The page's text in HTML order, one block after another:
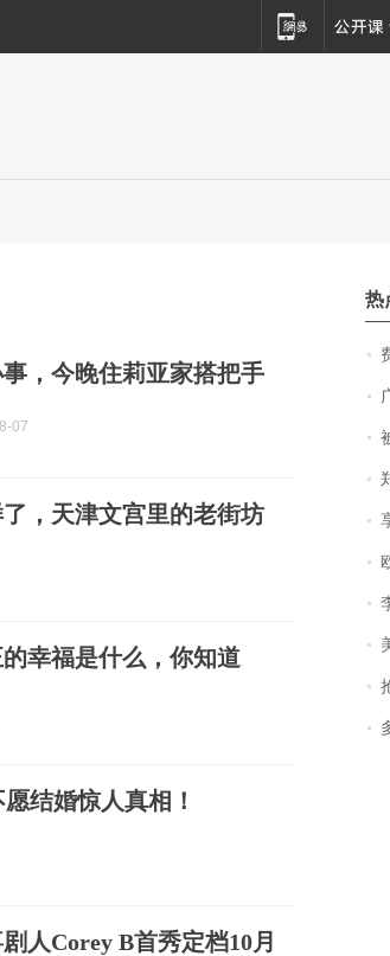
，今晚住莉亚家搭把手
07
，天津文宫里的老街坊
幸福是什么，你知道
结婚惊人真相！
人Corey B首秀定档10月
热
被
郑
李